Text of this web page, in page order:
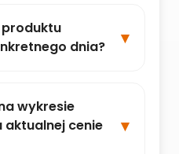
dnia?
wykresie
cenie